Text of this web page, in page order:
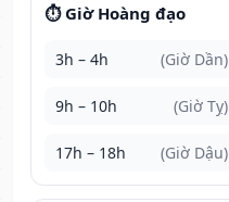
⏱️ Giờ Hoàng đạo
3h – 4h (Giờ Dần)
9h – 10h (Giờ Tỵ)
17h – 18h (Giờ Dậu)